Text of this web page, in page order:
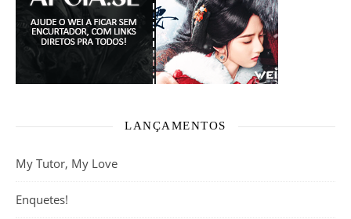
LANÇAMENTOS
My Tutor, My Love
Enquetes!